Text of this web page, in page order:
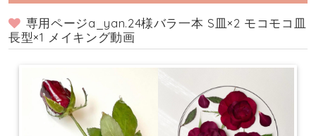
専用ページa_yan.24様バラ一本 S皿×2 モコモコ皿
長型×1 メイキング動画